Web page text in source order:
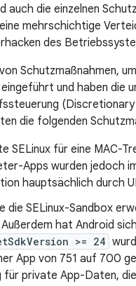
auch die einzelnen
mehrschichtige
des
Schutzmaßnahmen,
und haben die
die folgenden
SELinux für eine MAC-
Apps wurden jedoch
hauptsächlich durch
die SELinux-Sandbox
Außerdem hat Android
>= 24
App von 751 auf 700
für private App-Daten,